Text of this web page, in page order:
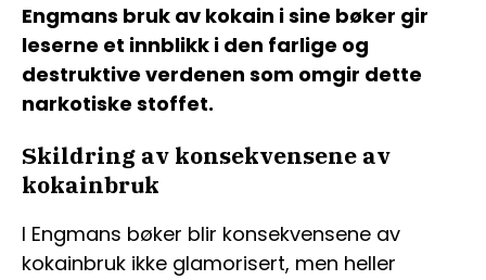
Engmans bruk av kokain i sine bøker gir
leserne et innblikk i den farlige og
destruktive verdenen som omgir dette
narkotiske stoffet.
Skildring av konsekvensene av
kokainbruk
I Engmans bøker blir konsekvensene av
kokainbruk ikke glamorisert, men heller